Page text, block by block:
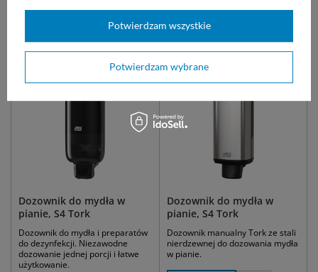
Dozownik do mydła w
pianie, S4 Tork
Dozownik do mydła i preparatów
do dezynfekcji. Niezawodne
dozowanie jednej porcji i łatwe
użytkowanie.
Dozownik do mydła w
pianie, S4 Tork
Dozownik manualny Tork ze stali
nierdzewnej do dozowania mydła
w pianie.
Potwierdzam wybrane
Potwierdzam wszystkie